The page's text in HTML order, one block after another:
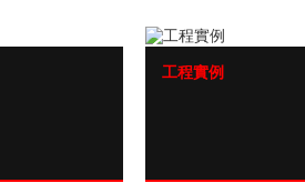
工程實例